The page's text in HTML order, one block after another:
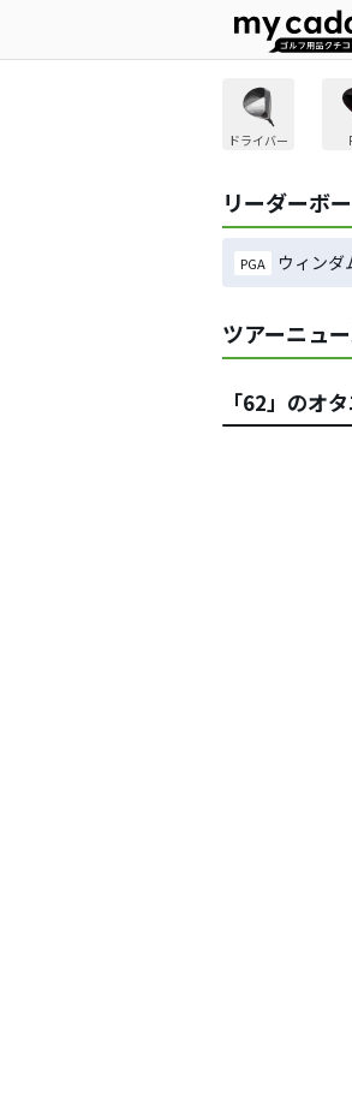
ドライバー
リーダーボ
PGA ウィン
ツアーニュ
「62」のオ